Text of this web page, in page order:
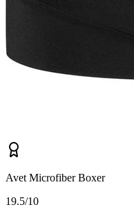
Avet Microfiber Boxer
19.5/10